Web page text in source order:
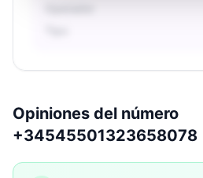
Opiniones del número
+34545501323658078